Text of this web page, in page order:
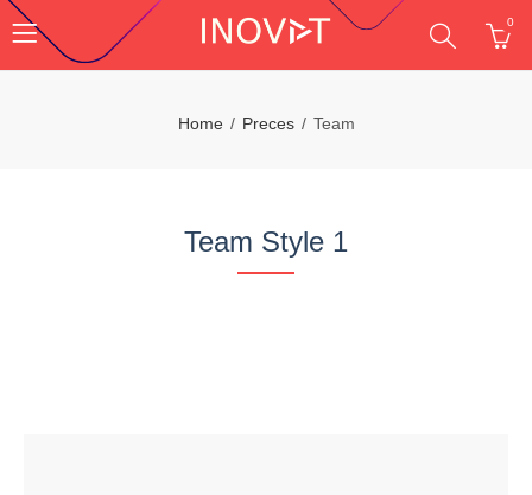
0
Home Preces Team
Team Style 1